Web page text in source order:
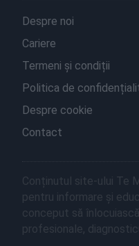
Despre noi
Cariere
Termeni și condiții
Politica de
Despre cookie
Contact
Conținutul site-ului Te
pentru informare și
conceput să
profesionale,